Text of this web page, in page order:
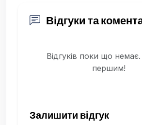
Відгуки та
Відгуків поки що
першим!
Залишити відгук